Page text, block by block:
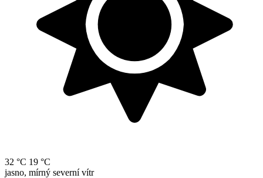
32 °C 19 °C
jasno, mírný severní vítr